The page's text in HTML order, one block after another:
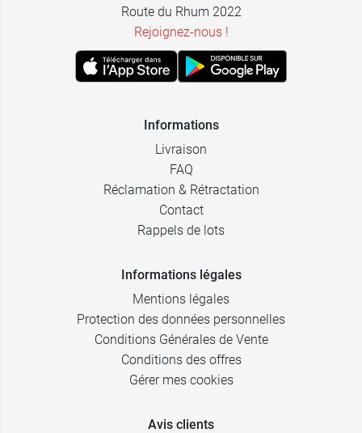
Route du Rhum 2022
Rejoignez-nous !
Informations
Livraison
FAQ
Réclamation & Rétractation
Contact
Rappels de lots
Informations légales
Mentions légales
Protection des données personnelles
Conditions Générales de Vente
Conditions des offres
Gérer mes cookies
Avis clients